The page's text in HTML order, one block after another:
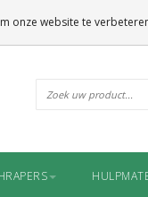
onze website te